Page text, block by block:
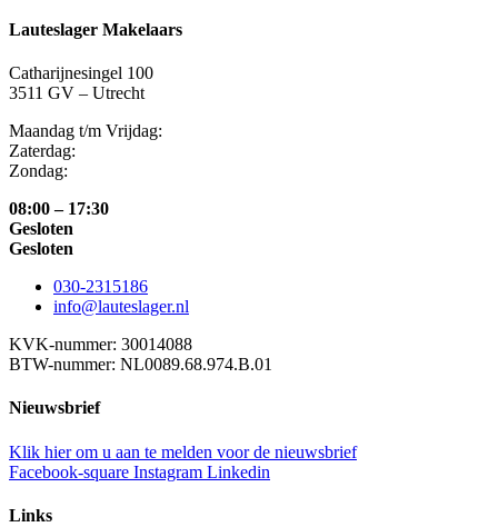
Lauteslager Makelaars
Catharijnesingel 100
3511 GV – Utrecht
Maandag t/m Vrijdag:
Zaterdag:
Zondag:
08:00 – 17:30
Gesloten
Gesloten
030-2315186
info@lauteslager.nl
KVK-nummer: 30014088
BTW-nummer: NL0089.68.974.B.01
Nieuwsbrief
Klik hier om u aan te melden voor de nieuwsbrief
Facebook-square Instagram Linkedin
Links